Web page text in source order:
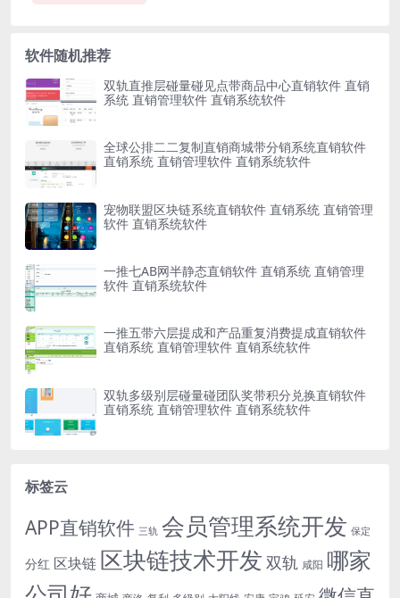
软件随机推荐
双轨直推层碰量碰见点带商品中心直销软件 直销
系统 直销管理软件 直销系统软件
全球公排二二复制直销商城带分销系统直销软件
直销系统 直销管理软件 直销系统软件
宠物联盟区块链系统直销软件 直销系统 直销管理
软件 直销系统软件
一推七AB网半静态直销软件 直销系统 直销管理
软件 直销系统软件
一推五带六层提成和产品重复消费提成直销软件
直销系统 直销管理软件 直销系统软件
双轨多级别层碰量碰团队奖带积分兑换直销软件
直销系统 直销管理软件 直销系统软件
标签云
APP直销软件 三轨 会员管理系统开发 保定
分红 区块链 区块链技术开发 双轨 咸阳 哪家